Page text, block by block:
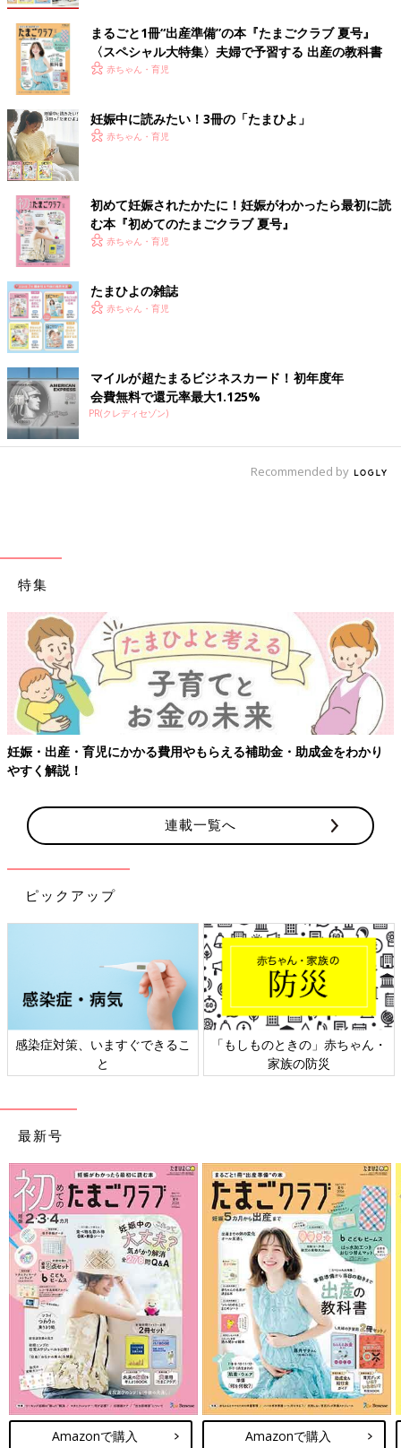
まるごと1冊“出産準備”の本『たまごクラブ 夏号』
〈スペシャル大特集〉夫婦で予習する 出産の教科書
赤ちゃん・育児
妊娠中に読みたい！3冊の「たまひよ」
赤ちゃん・育児
初めて妊娠されたかたに！妊娠がわかったら最初に読
む本『初めてのたまごクラブ 夏号』
赤ちゃん・育児
たまひよの雑誌
赤ちゃん・育児
マイルが超たまるビジネスカード！初年度年
会費無料で還元率最大1.125%
PR(クレディセゾン)
Recommended by
特集
妊娠・出産・育児にかかる費用やもらえる補助金・助成金をわかり
やすく解説！
連載一覧へ
ピックアップ
感染症対策、いますぐできるこ
と
「もしものときの」赤ちゃん・
家族の防災
最新号
Amazonで購入 Amazonで購入